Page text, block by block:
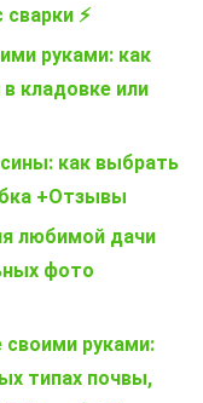
⚡
руками: как
кладовке или
как выбрать
+Отзывы
любимой дачи
фото
своими руками:
типах почвы,